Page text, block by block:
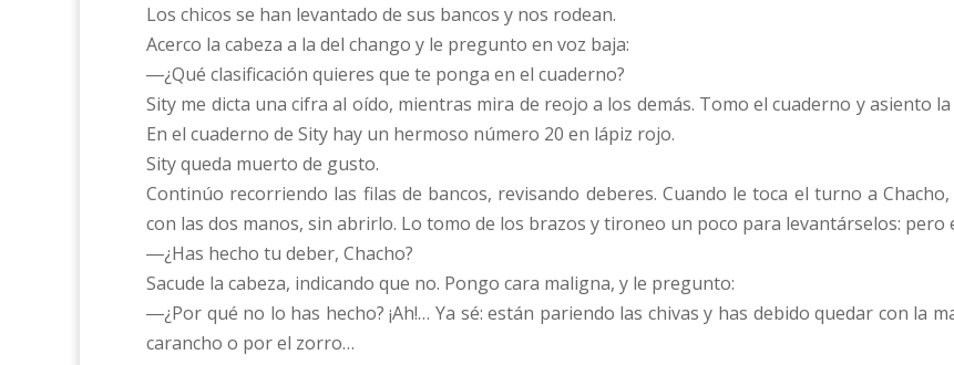
Los chicos se han levantado de sus bancos y nos rodean.
Acerco la cabeza a la del chango y le pregunto en voz baja:
―¿Qué clasificación quieres que te ponga en el cuaderno?
Sity me dicta una cifra al oído, mientras mira de reojo a los demás. Tomo el cuaderno y asiento
En el cuaderno de Sity hay un hermoso número 20 en lápiz rojo.
Sity queda muerto de gusto.
Continúo recorriendo las filas de bancos, revisando deberes. Cuando le toca el turno a
con las dos manos, sin abrirlo. Lo tomo de los brazos y tironeo un poco para levantárselos: pero
―¿Has hecho tu deber, Chacho?
Sacude la cabeza, indicando que no. Pongo cara maligna, y le pregunto:
―¿Por qué no lo has hecho? ¡Ah!… Ya sé: están pariendo las chivas y has debido quedar con la
carancho o por el zorro…